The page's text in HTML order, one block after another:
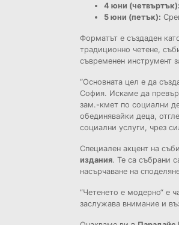
4 юни (четвъртък):
5 юни (петък):
Форматът е създаден
традиционно четене,
съвременен инструмент
“Основната цел е да
София. Искаме да
зам.-кмет по социални
обединявайки деца,
социални услуги, чрез
Специален акцент на
издания. Те са събрани
насърчаване на
“Четенето е модерно“ е
заслужава внимание и